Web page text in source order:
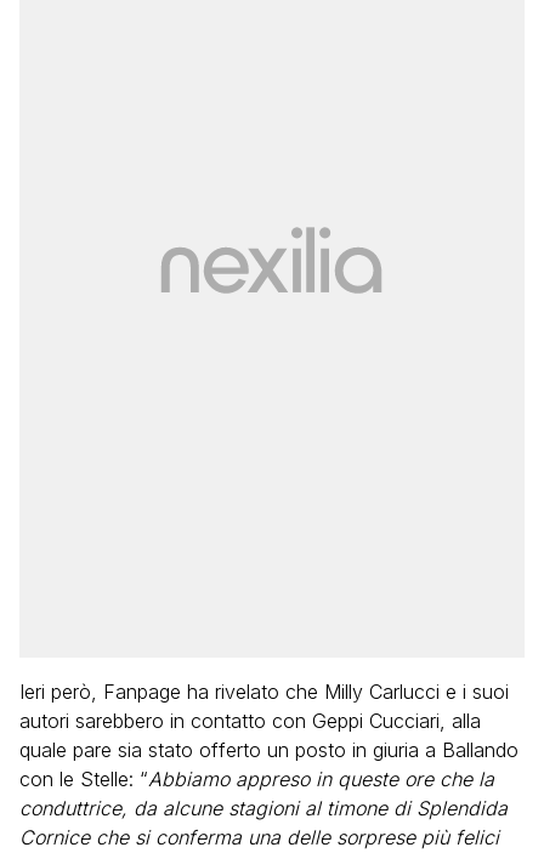
Ieri però, Fanpage ha rivelato che Milly Carlucci e i suoi
autori sarebbero in contatto con Geppi Cucciari, alla
quale pare sia stato offerto un posto in giuria a Ballando
con le Stelle: “Abbiamo appreso in queste ore che la
conduttrice, da alcune stagioni al timone di Splendida
Cornice che si conferma una delle sorprese più felici